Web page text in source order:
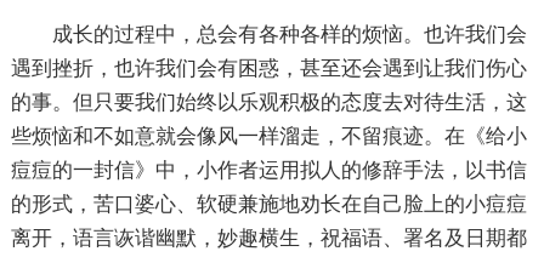
成长的过程中，总会有各种各样的烦恼。也许我们会
遇到挫折，也许我们会有困惑，甚至还会遇到让我们伤心
的事。但只要我们始终以乐观积极的态度去对待生活，这
些烦恼和不如意就会像风一样溜走，不留痕迹。在《给小
痘痘的一封信》中，小作者运用拟人的修辞手法，以书信
的形式，苦口婆心、软硬兼施地劝长在自己脸上的小痘痘
离开，语言诙谐幽默，妙趣横生，祝福语、署名及日期都